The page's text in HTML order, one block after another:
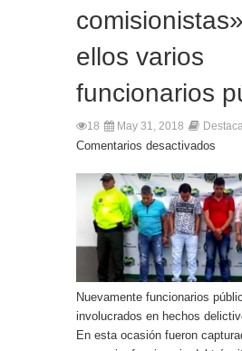
atentado con bus bomba que iba dirigido
ellos varios
funcionarios
18 May 31, 2018
Comentarios desactivados
Nuevamente funcionarios
involucrados en hechos
En esta ocasión fueron